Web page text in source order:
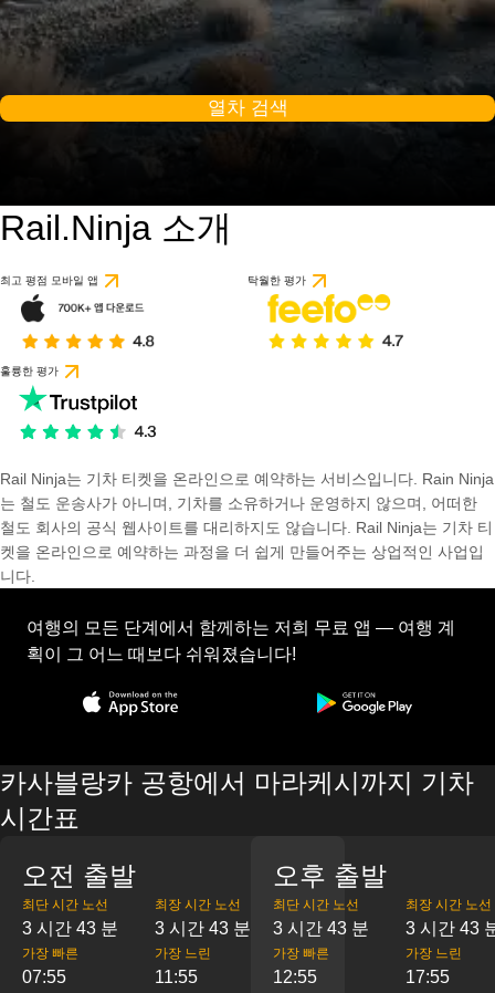
열차 검색
Rail.Ninja 소개
최고 평점 모바일 앱 탁월한 평가
훌륭한 평가
Rail Ninja는 기차 티켓을 온라인으로 예약하는 서비스입니다. Rain Ninja
는 철도 운송사가 아니며, 기차를 소유하거나 운영하지 않으며, 어떠한
철도 회사의 공식 웹사이트를 대리하지도 않습니다. Rail Ninja는 기차 티
켓을 온라인으로 예약하는 과정을 더 쉽게 만들어주는 상업적인 사업입
니다.
여행의 모든 단계에서 함께하는 저희 무료 앱 — 여행 계
획이 그 어느 때보다 쉬워졌습니다!
카사블랑카 공항에서 마라케시까지 기차
시간표
오전 출발
최단 시간 노선
3 시간 43 분
최장 시간 노선
3 시간 43 분
가장 빠른
07:55
가장 느린
11:55
오후 출발
최단 시간 노선
3 시간 43 분
최장 시간 노선
3 시간 43
가장 빠른
12:55
가장 느린
17:55